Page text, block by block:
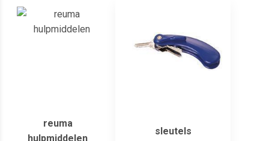
reuma
hulpmiddelen
sleutels